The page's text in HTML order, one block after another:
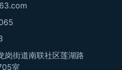
岗街道南联社区莲湖路
室